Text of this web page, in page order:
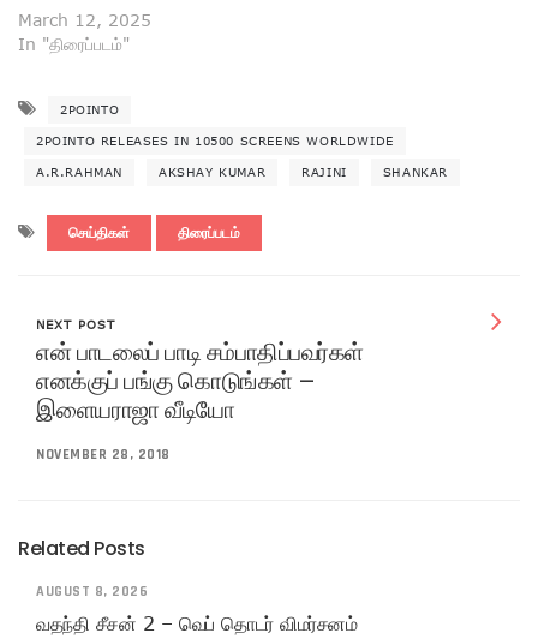
March 12, 2025
In "திரைப்படம்"
2POINTO
2POINTO RELEASES IN 10500 SCREENS WORLDWIDE
A.R.RAHMAN AKSHAY KUMAR RAJINI SHANKAR
செய்திகள் திரைப்படம்
NEXT POST
என் பாடலைப் பாடி சம்பாதிப்பவர்கள்
எனக்குப் பங்கு கொடுங்கள் –
இளையராஜா வீடியோ
NOVEMBER 28, 2018
Related Posts
AUGUST 8, 2026
வதந்தி சீசன் 2 – வெப் தொடர் விமர்சனம்